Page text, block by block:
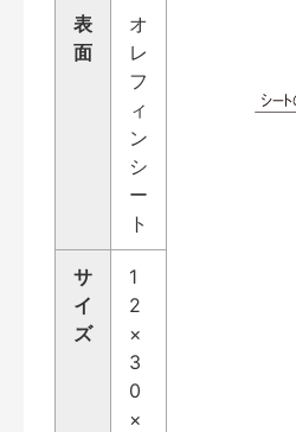
表
面
オ
レ
フ
ィ
ン
シ
ー
ト
サ
イ
ズ
1
2
×
3
0
×